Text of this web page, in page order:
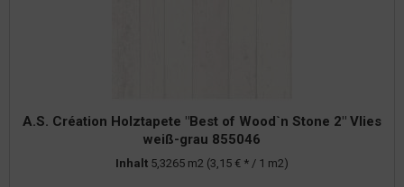
A.S. Création Holztapete "Best of Wood`n Stone 2" Vlies
weiß-grau 855046
Inhalt 5,3265 m2 (3,15 € * / 1 m2)